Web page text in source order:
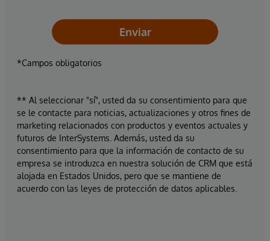
Enviar
*Campos obligatorios
** Al seleccionar "sí", usted da su consentimiento para que
se le contacte para noticias, actualizaciones y otros fines de
marketing relacionados con productos y eventos actuales y
futuros de InterSystems. Además, usted da su
consentimiento para que la información de contacto de su
empresa se introduzca en nuestra solución de CRM que está
alojada en Estados Unidos, pero que se mantiene de
acuerdo con las leyes de protección de datos aplicables.